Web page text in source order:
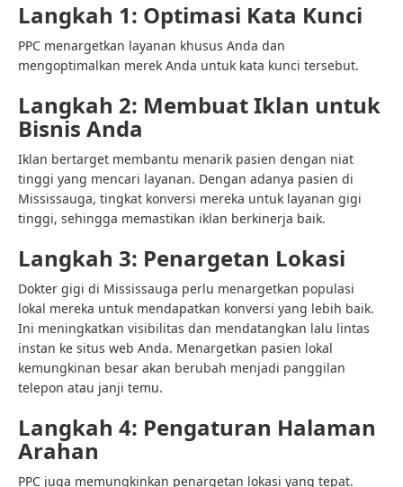
Langkah 1: Optimasi Kata Kunci
PPC menargetkan layanan khusus Anda dan
mengoptimalkan merek Anda untuk kata kunci tersebut.
Langkah 2: Membuat Iklan untuk
Bisnis Anda
Iklan bertarget membantu menarik pasien dengan niat
tinggi yang mencari layanan. Dengan adanya pasien di
Mississauga, tingkat konversi mereka untuk layanan gigi
tinggi, sehingga memastikan iklan berkinerja baik.
Langkah 3: Penargetan Lokasi
Dokter gigi di Mississauga perlu menargetkan populasi
lokal mereka untuk mendapatkan konversi yang lebih baik.
Ini meningkatkan visibilitas dan mendatangkan lalu lintas
instan ke situs web Anda. Menargetkan pasien lokal
kemungkinan besar akan berubah menjadi panggilan
telepon atau janji temu.
Langkah 4: Pengaturan Halaman
Arahan
PPC juga memungkinkan penargetan lokasi yang tepat.